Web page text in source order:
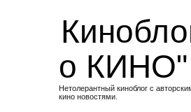
о КИНО"
Нетолерантный киноблог с
кино новостями.